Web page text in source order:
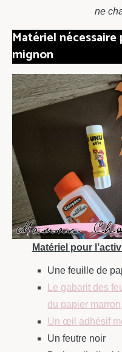
ne
Matériel
mignon
Matériel pour
Une feuille de
Le gabarit des
du papier
Un œil adhésif
Un feutre noir